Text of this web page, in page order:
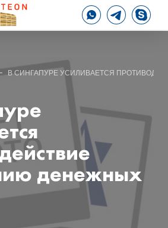
- В СИНГАПУРЕ УСИЛИВАЕТСЯ
денежных